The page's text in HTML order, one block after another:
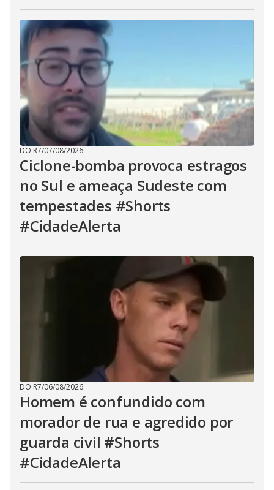
DO R7/07/08/2026
Ciclone-bomba provoca estragos
no Sul e ameaça Sudeste com
tempestades #Shorts
#CidadeAlerta
DO R7/06/08/2026
Homem é confundido com
morador de rua e agredido por
guarda civil #Shorts
#CidadeAlerta